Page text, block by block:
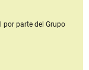
por parte del Grupo